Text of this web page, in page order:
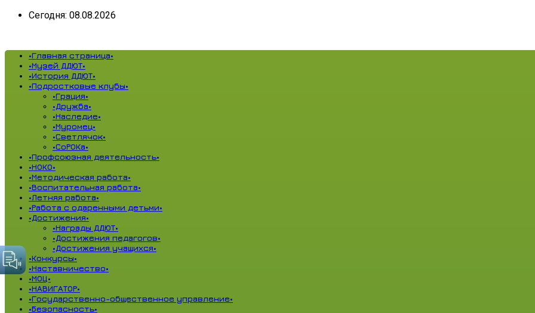
Сегодня: 08.08.2026
•Главная страница•
•Музей ДДЮТ•
•История ДДЮТ•
•Подростковые клубы•
•Грация•
•Дружба•
•Наследие•
•Муромец•
•Светлячок•
•СоРОКа•
•Профсоюзная деятельность•
•НОКО•
•Методическая работа•
•Воспитательная работа•
•Летняя работа•
•Работа с одаренными детьми•
•Достижения•
•Награды ДДЮТ•
•Достижения педагогов•
•Достижения учащихся•
•Конкурсы•
•Наставничество•
•МОЦ•
•НАВИГАТОР•
•Государственно-общественное управление•
•Безопасность•